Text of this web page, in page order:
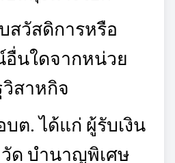
สวัสดิการหรือ
อื่นใดจากหน่วย
วิสาหกิจ
ต. ได้แก่ ผู้รับเงิน
ด บำนาญพิเศษ